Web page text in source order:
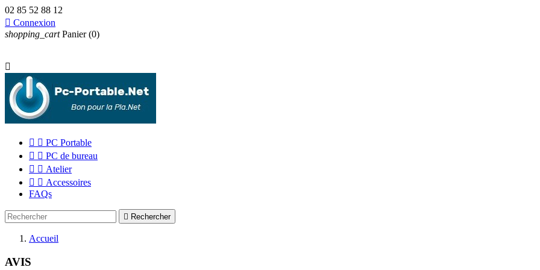
02 85 52 88 12
 Connexion
shopping_cart Panier (0)

  PC Portable
  PC de bureau
  Atelier
  Accessoires
FAQs
 Rechercher
Accueil
AVIS